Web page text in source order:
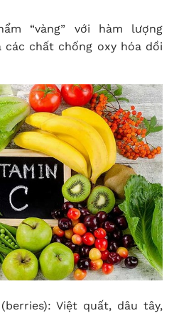
“vàng” với hàm lượng
các chất chống oxy hóa dồi
Việt quất, dâu tây,